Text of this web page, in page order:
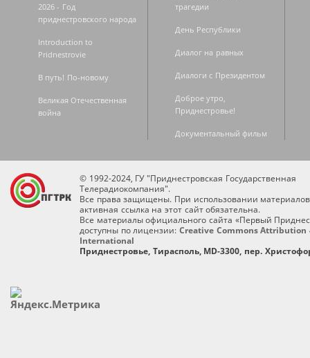
2026 - Год
приднестровского народа
Introduction to
Pridnestrovie
В путь! По-новому
Великая Отечественная
война
трагедии
День Республики
Диалог на равных
Диалоги с Президентом
Доброе утро,
Приднестровье!
Документальный фильм
© 1992-2024, ГУ "Приднестровская Государственная
Телерадиокомпания".
Все права защищены. При использовании
активная ссылка на этот сайт обязательна.
Все материалы официального сайта «Первый
доступны по лицензии: Creative Commons Attribution
International
Приднестровье, Тирасполь, MD-3300, пер.